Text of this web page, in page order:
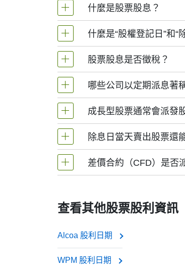
This is when Tronox Holdings plc
name should be on this list.
4. Payment Date
This is when the money actually
So when people search for the
they want to qualify for the dividend
It’s also worth noting that Tronox
quite low, especially compared to
— like new chips and AI
Still, for long-term investors or
returns are coming in.
什麼是股票股息？
股票股息是指公司向股東支付
項將直接存入您的帳戶；若以股
什麼是“股權登記日”和“
除息日：通常為股權登記日
股票股息是否徵稅？
是的. 多數國家將現金股息視為
額外股票時可能產生稅負.
哪些公司以定期派息著
盈利穩定的大型成熟企業以持
可口可樂
這些企業常被稱為“股息股”, 因
成長型股票通常會派發
通常不會. 成長型企業（尤其科
側重于未來股價上漲而非股息收
除息日當天賣出股票還
可以. 只要在除息日前持有股票,
差價合約（CFD）是否
若您賣出（做空）差價合約,
查看其他股票股利資訊
Alcoa 股利日期
WPM 股利日期